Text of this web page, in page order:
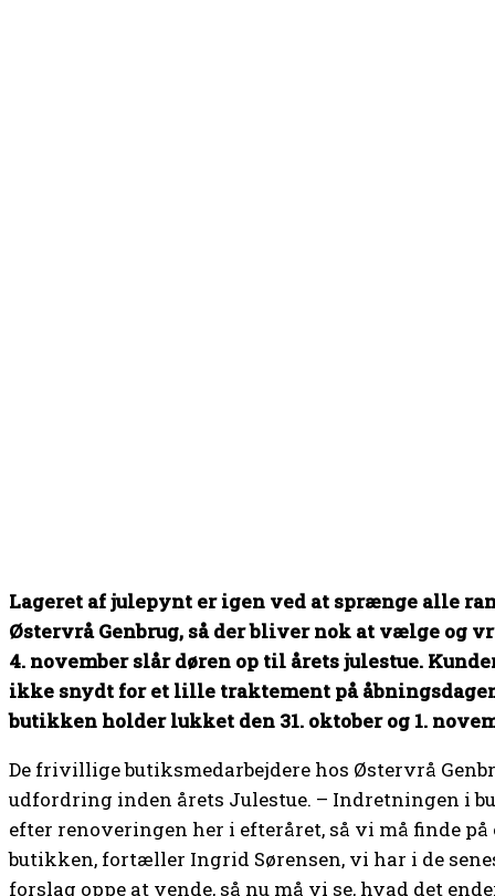
Lageret af julepynt er igen ved at sprænge alle
Østervrå Genbrug, så der bliver nok at vælge og
4. november slår døren op til årets julestue.
ikke snydt for et lille traktement på
butikken holder lukket den 31. oktober og 1.
De frivillige butiksmedarbejdere hos Østervrå
udfordring inden årets Julestue. – Indretningen i
efter renoveringen her i efteråret, så vi må finde
butikken, fortæller Ingrid Sørensen, vi har i de
forslag oppe at vende, så nu må vi se, hvad det